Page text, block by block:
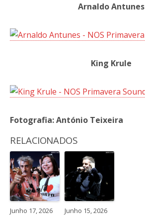
Arnaldo Antunes
King Krule
Fotografia: António Teixeira
RELACIONADOS
Junho 17, 2026 Junho 15, 2026